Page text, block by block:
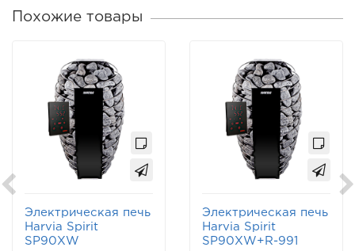
Похожие товары
Электрическая печь
Harvia Spirit
SP90XW
Электрическая печь
Harvia Spirit
SP90XW+R-991